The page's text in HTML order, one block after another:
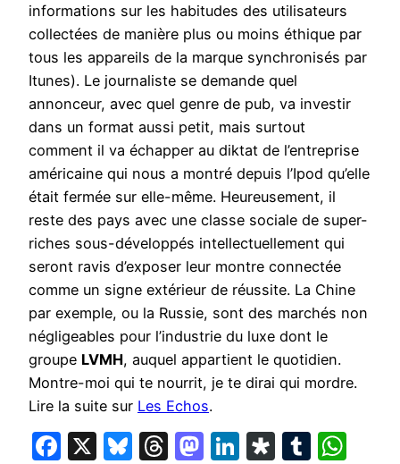
informations sur les habitudes des utilisateurs
collectées de manière plus ou moins éthique par
tous les appareils de la marque synchronisés par
Itunes). Le journaliste se demande quel
annonceur, avec quel genre de pub, va investir
dans un format aussi petit, mais surtout
comment il va échapper au diktat de l’entreprise
américaine qui nous a montré depuis l’Ipod qu’elle
était fermée sur elle-même. Heureusement, il
reste des pays avec une classe sociale de super-
riches sous-développés intellectuellement qui
seront ravis d’exposer leur montre connectée
comme un signe extérieur de réussite. La Chine
par exemple, ou la Russie, sont des marchés non
négligeables pour l’industrie du luxe dont le
groupe LVMH, auquel appartient le quotidien.
Montre-moi qui te nourrit, je te dirai qui mordre.
Lire la suite sur Les Echos.
Facebook
X Bluesky
Threads
Mastodon
LinkedIn
Diaspora